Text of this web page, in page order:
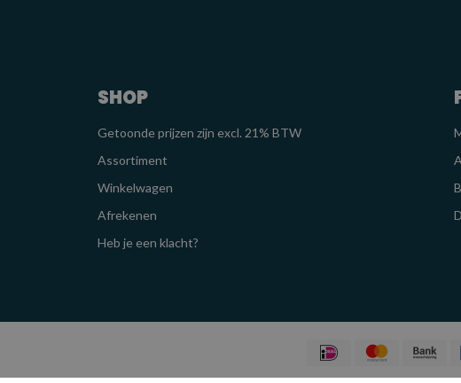
SHOP
Getoonde prijzen zijn excl. 21% BTW
Assortiment
Winkelwagen
Afrekenen
Heb je een klacht?